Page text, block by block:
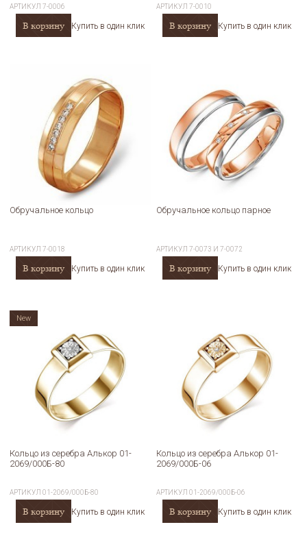
АРТИКУЛ7-0006
В корзину Купить в один клик
АРТИКУЛ7-0010
В корзину Купить в один клик
Обручальное кольцо
АРТИКУЛ7-0018
В корзину Купить в один клик
Обручальное кольцо парное
АРТИКУЛ7-0073 И 7-0072
В корзину Купить в один клик
Кольцо из серебра Алькор 01-
2069/000Б-80
АРТИКУЛ01-2069/000Б-80
В корзину Купить в один клик
New
Кольцо из серебра Алькор 01-
2069/000Б-06
АРТИКУЛ01-2069/000Б-06
В корзину Купить в один клик